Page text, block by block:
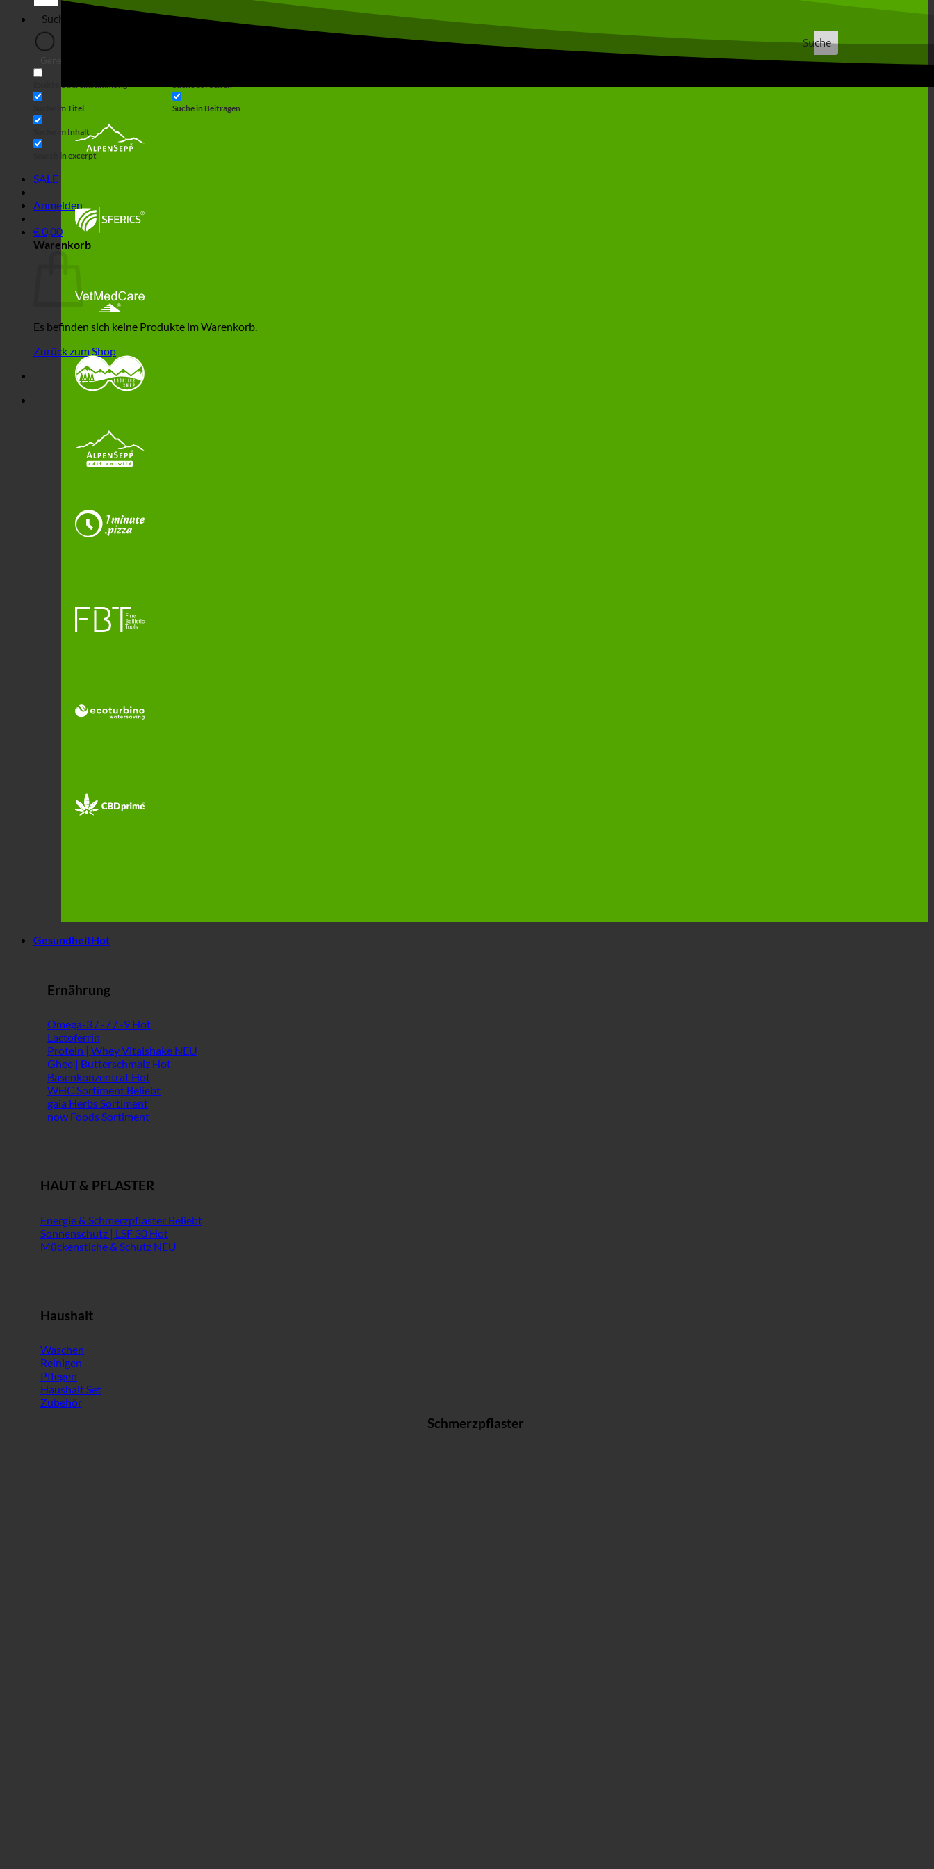
Suche
Exakte Übereinstimmung
Suche im Titel
Suche im Inhalt
Search in excerpt
Suche auf Seiten
Suche in Beiträgen
SALE
Anmelden
€0,00
Warenkorb
Es befinden sich keine Produkte im Warenkorb.
Zurück zum Shop
Gesundheit
Ernährung
Omega-3 / -7 / -9
Lactoferrin
Protein | Whey Vitalshake
Ghee | Butterschmalz
Basenkonzentrat
WHC Sortiment
gaia Herbs Sortiment
now Foods Sortiment
HAUT & PFLASTER
Energie & Schmerzpflaster
Sonnenschutz | LSF 30
Mückenstiche & Schutz
Haushalt
Waschen
Reinigen
Pflegen
Haushalt Set
Zubehör
Schmerzpflaster